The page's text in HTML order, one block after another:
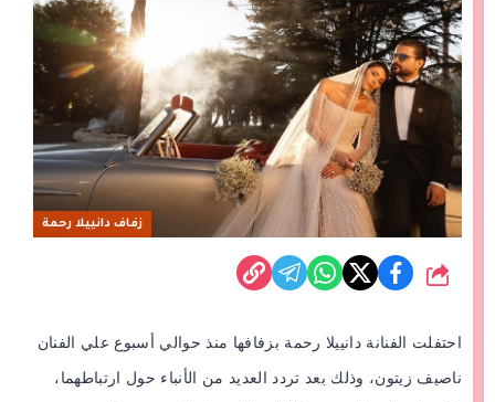
زفاف دانييلا رحمة
شارك
احتفلت الفنانة دانييلا رحمة بزفافها منذ حوالي أسبوع علي الفنان
ناصيف زيتون، وذلك بعد تردد العديد من الأنباء حول ارتباطهما،